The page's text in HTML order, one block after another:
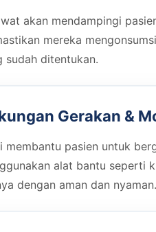
akan mendampingi
mereka
sudah ditentukan.
Gerakan &
membantu pasien untuk
alat bantu seperti
dengan aman dan nyaman.